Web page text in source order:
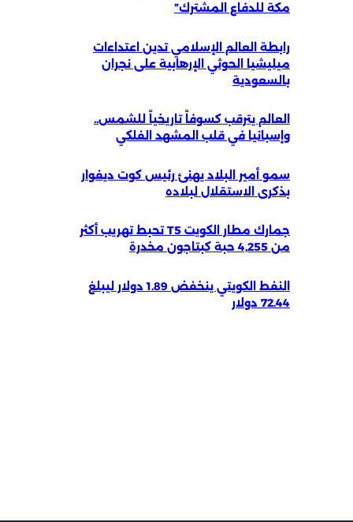
مكة للدفاع المشترك”
رابطة العالم الإسلامي تدين اعتداءات
ميليشيا الحوثي الإرهابية على نجران
بالسعودية
العالم يترقب كسوفاً تاريخياً للشمس..
وإسبانيا في قلب المشهد الفلكي
سمو أمير البلاد يهنئ رئيس كوت ديفوار
بذكرى الاستقلال لبلاده
جمارك مطار الكويت T5 تحبط تهريب أكثر
من 4,255 حبة كبتاجون مخدرة
النفط الكويتي ينخفض 1.89 دولار ليبلغ
72.44 دولار